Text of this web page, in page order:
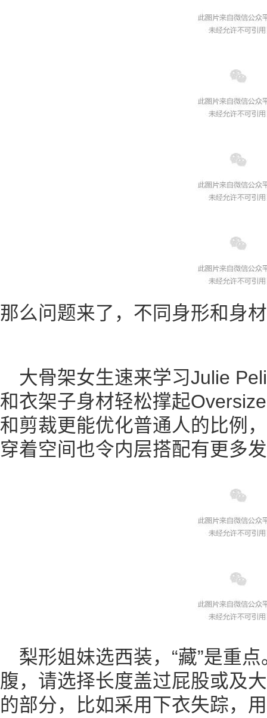
那么问题来了，不同身形和身
大骨架女生速来学习Julie
和衣架子身材轻松撑起
和剪裁更能优化普通人的比例
穿着空间也令内层搭配有更多
梨形姐妹选西装，“藏”是重
腹，请选择长度盖过屁股或及
的部分，比如采用下衣失踪，